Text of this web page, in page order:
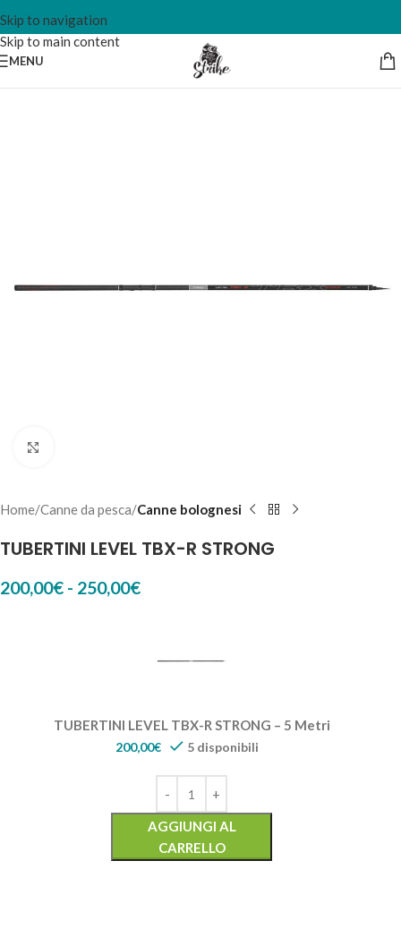
Skip to navigation
Skip to main content
MENU
Home Canne da pesca Canne bolognesi
TUBERTINI LEVEL TBX-R STRONG
200,00€ - 250,00€
TUBERTINI LEVEL TBX-R STRONG – 5 Metri
200,00€ 5 disponibili
AGGIUNGI AL
CARRELLO